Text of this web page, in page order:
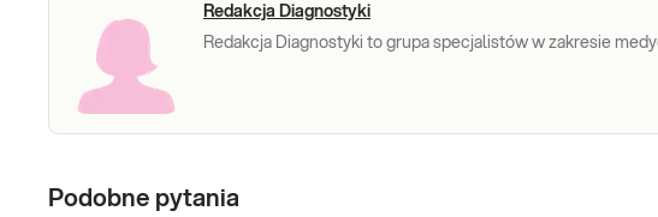
Redakcja Diagnostyki
Redakcja Diagnostyki to grupa specjalistów w zakresie
Podobne pytania